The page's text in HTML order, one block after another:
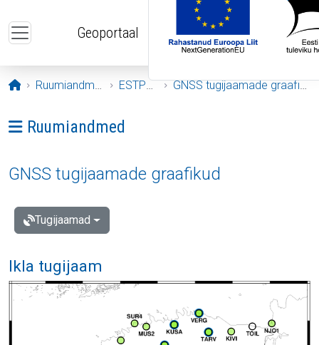
Geoportaal
Avaleht
Ruumiandmed ESTPOS GNSS tugijaamade graafikud
Ava menüü: Ruumiandmed
Ruumiandmed
GNSS tugijaamade graafikud
Tugijaamad
Ikla tugijaam